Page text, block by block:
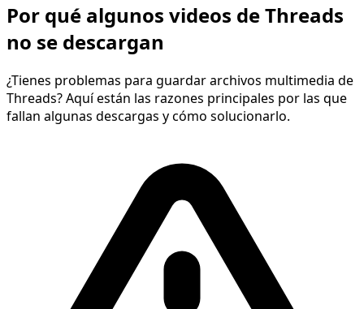
Por qué algunos videos de Threads
no se descargan
¿Tienes problemas para guardar archivos multimedia de
Threads? Aquí están las razones principales por las que
fallan algunas descargas y cómo solucionarlo.